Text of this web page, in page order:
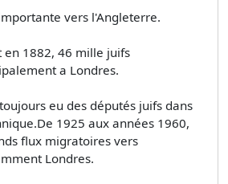
vers l'Angleterre.
en 1882, 46 mille juifs
a Londres.
eu des députés juifs dans
1925 aux années 1960,
flux migratoires vers
Londres.